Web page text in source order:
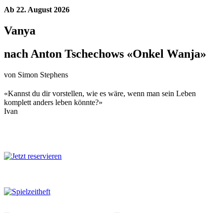
Ab 22. August 2026
Vanya
nach Anton Tschechows «Onkel Wanja»
von Simon Stephens
«Kannst du dir vorstellen, wie es wäre, wenn man sein Leben
komplett anders leben könnte?»
Ivan